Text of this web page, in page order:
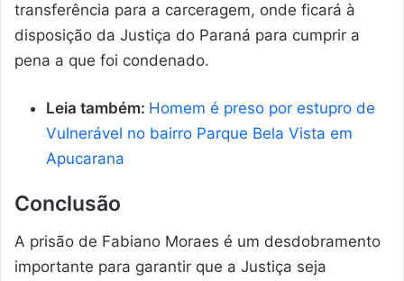
transferência para a carceragem, onde ficará à
disposição da Justiça do Paraná para cumprir a
pena a que foi condenado.
Leia também: Homem é preso por estupro de
Vulnerável no bairro Parque Bela Vista em
Apucarana
Conclusão
A prisão de Fabiano Moraes é um desdobramento
importante para garantir que a Justiça seja